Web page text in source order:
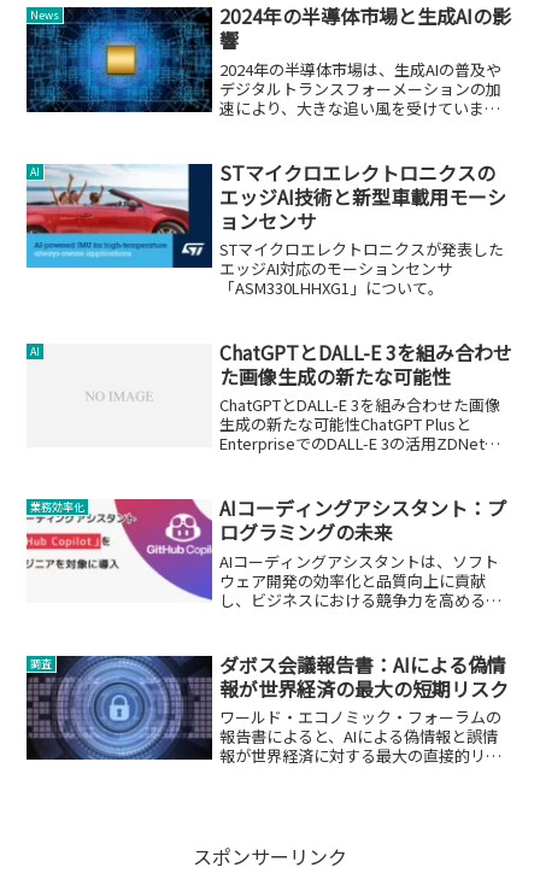
News
2024年の半導体市場と生成AIの影
響
2024年の半導体市場は、生成AIの普及や
デジタルトランスフォーメーションの加
速により、大きな追い風を受けていま
AI
STマイクロエレクトロニクスの
エッジAI技術と新型車載用モーシ
ョンセンサ
STマイクロエレクトロニクスが発表した
エッジAI対応のモーションセンサ
「ASM330LHHXG1」について。
AI
ChatGPTとDALL-E 3を組み合わせ
た画像生成の新たな可能性
ChatGPTとDALL-E 3を組み合わせた画像
生成の新たな可能性ChatGPT Plusと
EnterpriseでのDALL-E 3の活用ZDNet
業務効率化
AIコーディングアシスタント：プ
ログラミングの未来
AIコーディングアシスタントは、ソフト
ウェア開発の効率化と品質向上に貢献
し、ビジネスにおける競争力を高める重
調査
ダボス会議報告書：AIによる偽情
報が世界経済の最大の短期リスク
ワールド・エコノミック・フォーラムの
報告書によると、AIによる偽情報と誤情
報が世界経済に対する最大の直接的リス
スポンサーリンク